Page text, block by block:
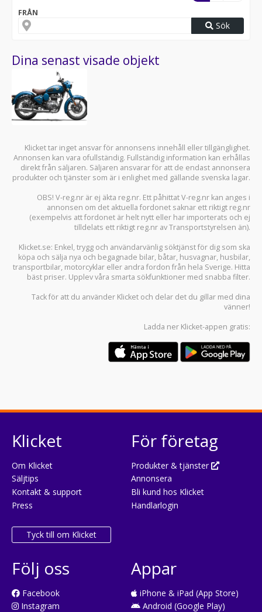
FRÅN
Sök
Dina senast visade objekt
Klicket tar inget ansvar för annonsens innehåll eller tillgänglighet.
Annonsen kan vara ofullständig. Fullständig information kan erhållas
direkt från säljaren. Säljaren ansvarar för att de endast annonsera
produkter och tjänster som är i enlighet med gällande svenska lagar.
OBS! V-reg.nr är ej äkta reg.nr. Ett påhittat V-reg.nr kan anges i
annonsen om det aktuella fordonet saknar ett riktigt reg.nr
(exempelvis att fordonet är helt nytt eller har importerats och ej
tilldelats ett riktigt reg.nr av Transportstyrelsen än).
Klicket.se: Enkel, trygg och användarvänlig söktjänst för dig som ska
köpa och sälja nya och begagnade bilar, båtar, husvagnar, husbilar,
transportbilar, motorcyklar eller andra fordon från hela Sverige. Hitta
bäst priser. Upplev våra smarta sökfunktioner med snabba filter.
Tack för att du använder Klicket och delar det du gillar med dina
vänner!
Ladda ner Klicket-appen gratis:
Klicket
Om Klicket
Säljtips
Kontakt & support
Press
Tyck till om Klicket
För företag
Produkter & tjänster
Annonsera
Bli kund hos Klicket
Handlarlogin
Följ oss
Facebook
Instagram
Appar
iPhone & iPad (App Store)
Android (Google Play)